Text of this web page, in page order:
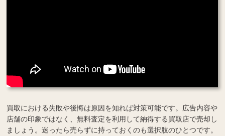
買取における失敗や後悔は原因を知れば対策可能です。広告内容や
店舗の印象ではなく、無料査定を利用して納得する買取店で売却し
ましょう。迷ったら売らずに持っておくのも選択肢のひとつです。